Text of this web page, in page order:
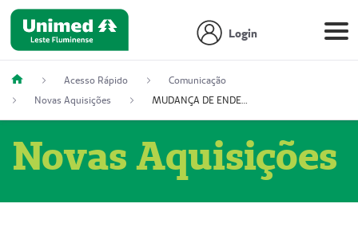
Login
Acesso Rápido
Comunicação
Novas Aquisições
MUDANÇA DE ENDEREÇO - DIAGITAB SERVIÇOS MÉDICOS LTDA (54003267-5)
Novas Aquisições